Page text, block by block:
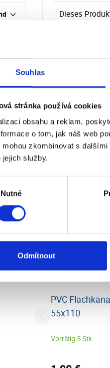
Souhlas
stránka používá cookies
obsahu a reklam,
o tom, jak náš web
mohou zkombinovat s
jejich služby.
Nutné
Odmítnout
Dieses
Empfohlenes
PVC
55x110
Vorrätig 5 Stk.